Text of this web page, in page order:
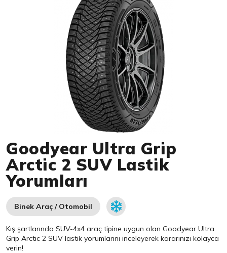
Goodyear Ultra Grip
Arctic 2 SUV Lastik
Yorumları
Binek Araç / Otomobil
Kış şartlarında SUV-4x4 araç tipine uygun olanGoodyear Ultra
Grip Arctic 2 SUV lastik yorumlarını inceleyerek kararınızı kolayca
verin!